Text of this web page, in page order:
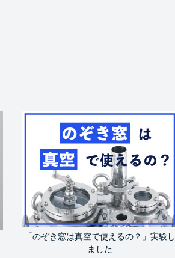
「のぞき窓は真空で使えるの？」実験し
ました